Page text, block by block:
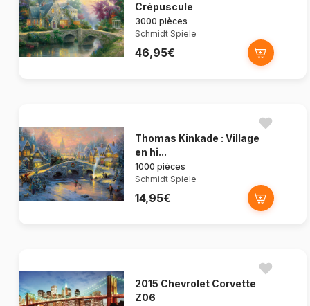
Crépuscule
3000 pièces
Schmidt Spiele
46,95€
Thomas Kinkade : Village
en hi...
1000 pièces
Schmidt Spiele
14,95€
2015 Chevrolet Corvette
Z06